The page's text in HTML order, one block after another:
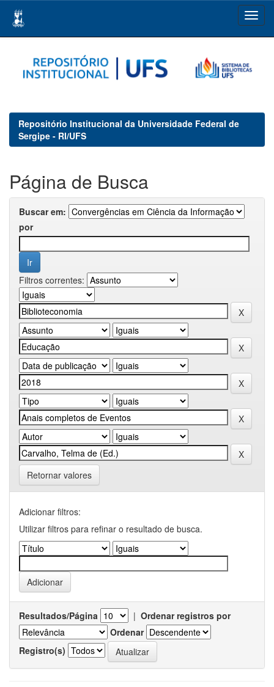
navigation
Repositório Institucional da Universidade Federal de
Sergipe - RI/UFS
Página de Busca
Buscar em:
por
Filtros correntes:
Retornar valores
Adicionar filtros:
Utilizar filtros para refinar o resultado de busca.
Resultados/Página | Ordenar registros por
Ordenar
Registro(s)